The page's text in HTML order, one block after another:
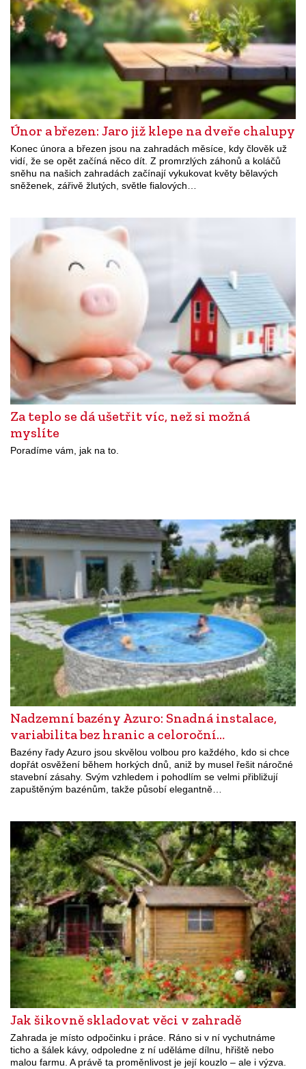
Únor a březen: Jaro již klepe na dveře chalupy
Konec února a březen jsou na zahradách měsíce, kdy člověk už
vidí, že se opět začíná něco dít. Z promrzlých záhonů a koláčů
sněhu na našich zahradách začínají vykukovat květy bělavých
sněženek, zářivě žlutých, světle fialových…
Za teplo se dá ušetřit víc, než si možná
myslíte
Poradíme vám, jak na to.
Nadzemní bazény Azuro: Snadná instalace,
variabilita bez hranic a celoroční…
Bazény řady Azuro jsou skvělou volbou pro každého, kdo si chce
dopřát osvěžení během horkých dnů, aniž by musel řešit náročné
stavební zásahy. Svým vzhledem i pohodlím se velmi přibližují
zapuštěným bazénům, takže působí elegantně…
Jak šikovně skladovat věci v zahradě
Zahrada je místo odpočinku i práce. Ráno si v ní vychutnáme
ticho a šálek kávy, odpoledne z ní uděláme dílnu, hřiště nebo
malou farmu. A právě ta proměnlivost je její kouzlo – ale i výzva.